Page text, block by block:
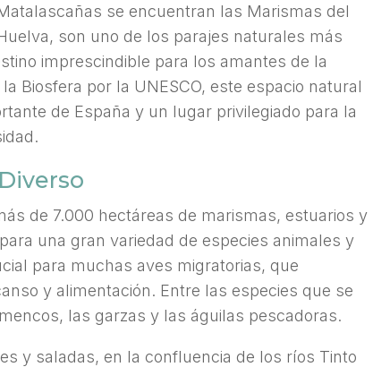
se encuentran las Marismas del
son uno de los parajes naturales más
imprescindible para los amantes de la
Biosfera por la UNESCO, este espacio natural
de España y un lugar privilegiado para la
de 7.000 hectáreas de marismas, estuarios y
una gran variedad de especies animales y
para muchas aves migratorias, que
y alimentación. Entre las especies que se
las garzas y las águilas pescadoras.
y saladas, en la confluencia de los ríos Tinto